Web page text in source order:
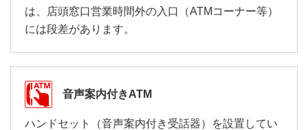
は、店頭窓口営業時間外の入口（ATMコーナー等）
には段差があります。
音声案内付きATM
ハンドセット（音声案内付き受話器）を設置してい